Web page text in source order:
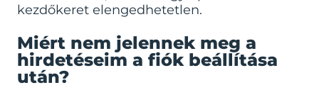
kezdőkeret elengedhetetlen.
Miért nem jelennek meg a
hirdetéseim a fiók beállítása
után?